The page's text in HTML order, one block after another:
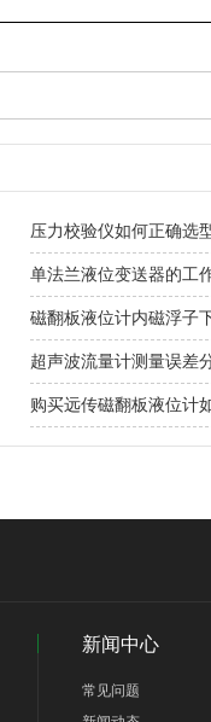
压力校验仪如何正确选
单法兰液位变送器的工
磁翻板液位计内磁浮子
超声波流量计测量误差
购买远传磁翻板液位计
新闻中心
常见问题